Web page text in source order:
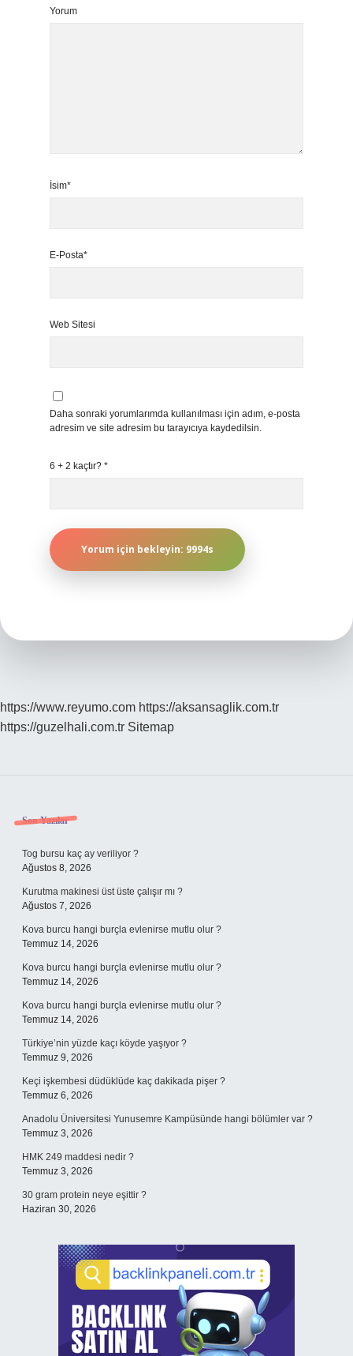
Yorum
İsim*
E-Posta*
Web Sitesi
Daha sonraki yorumlarımda kullanılması için adım, e-posta
adresim ve site adresim bu tarayıcıya kaydedilsin.
6 + 2 kaçtır? *
https://www.reyumo.com https://aksansaglik.com.tr
https://guzelhali.com.tr Sitemap
Sidebar
Son Yazılar
Tog bursu kaç ay veriliyor ?
Ağustos 8, 2026
Kurutma makinesi üst üste çalışır mı ?
Ağustos 7, 2026
Kova burcu hangi burçla evlenirse mutlu olur ?
Temmuz 14, 2026
Kova burcu hangi burçla evlenirse mutlu olur ?
Temmuz 14, 2026
Kova burcu hangi burçla evlenirse mutlu olur ?
Temmuz 14, 2026
Türkiye’nin yüzde kaçı köyde yaşıyor ?
Temmuz 9, 2026
Keçi işkembesi düdüklüde kaç dakikada pişer ?
Temmuz 6, 2026
Anadolu Üniversitesi Yunusemre Kampüsünde hangi bölümler var ?
Temmuz 3, 2026
HMK 249 maddesi nedir ?
Temmuz 3, 2026
30 gram protein neye eşittir ?
Haziran 30, 2026